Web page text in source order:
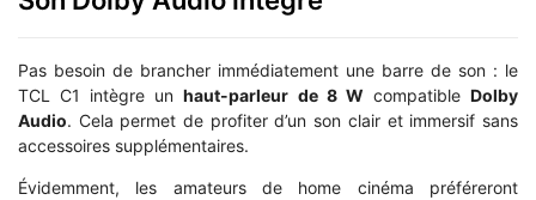
Pas besoin de brancher immédiatement une barre de son : le
TCL C1 intègre unhaut-parleur de 8 W compatibleDolby
Audio. Cela permet de profiter d’un son clair et immersif sans
accessoires supplémentaires.
Évidemment, les amateurs de home cinéma préféreront